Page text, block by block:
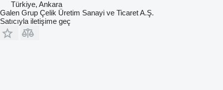
Türkiye, Ankara
Galen Grup Çelik Üretim Sanayi ve Ticaret A.Ş.
Satıcıyla iletişime geç